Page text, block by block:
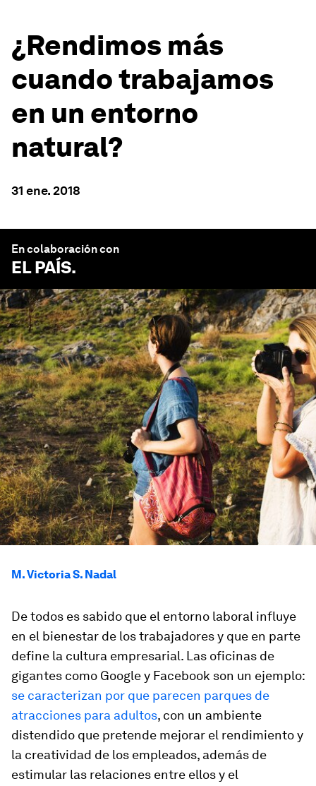
¿Rendimos más
cuando trabajamos
en un entorno
natural?
31 ene. 2018
En colaboración con
EL PAÍS.
M. Victoria S. Nadal
De todos es sabido que el entorno laboral influye
en el bienestar de los trabajadores y que en parte
define la cultura empresarial. Las oficinas de
gigantes como Google y Facebook son un ejemplo:
se caracterizan por que parecen parques de
atracciones para adultos, con un ambiente
distendido que pretende mejorar el rendimiento y
la creatividad de los empleados, además de
estimular las relaciones entre ellos y el